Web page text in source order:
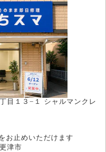
目１３−１ シャルマンクレ
お止めいただけます
津市